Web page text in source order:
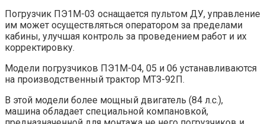
Погрузчик ПЭ1М-03 оснащается пультом ДУ, управление
им может осуществляться оператором за пределами
кабины, улучшая контроль за проведением работ и их
корректировку.
Модели погрузчиков ПЭ1М-04, 05 и 06 устанавливаются
на производственный трактор МТЗ-92П.
В этой модели более мощный двигатель (84 л.с.),
машина обладает специальной компановкой,